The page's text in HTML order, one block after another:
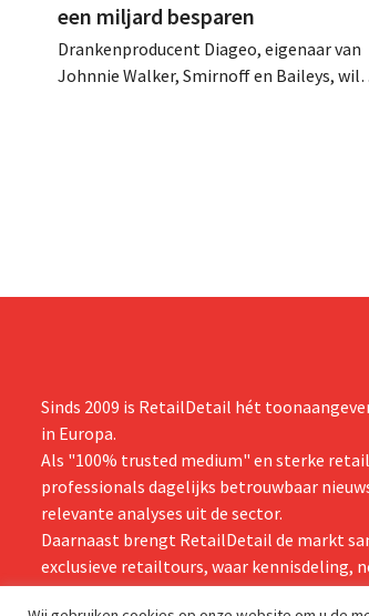
een miljard besparen
Drankenproducent Diageo, eigenaar van
Johnnie Walker, Smirnoff en Baileys, wil
Sinds 2009 is RetailDetail hét
in Europa.
Als "100% trusted medium" en sterke
professionals dagelijks betrouwbaar
relevante analyses uit de sector.
Daarnaast brengt RetailDetail de markt
exclusieve retailtours, waar kennisdeling,
centraal staan.